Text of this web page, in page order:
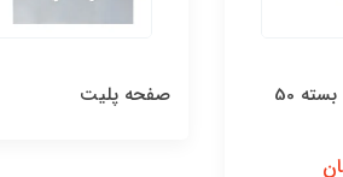
تبدیل ارتانول بسته 50
صفحه پلیت